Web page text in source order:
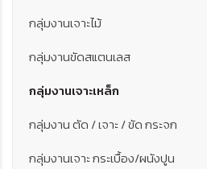
กลุ่มงานเจาะไม้
กลุ่มงานขัดสแตนเลส
กลุ่มงานเจาะเหล็ก
กลุ่มงาน ตัด / เจาะ / ขัด กระจก
กลุ่มงานเจาะ กระเบื้อง/ผนังปูน